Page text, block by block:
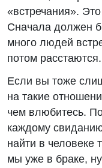
«встречания».
Сначала должен
много людей
потом расстаются.
Если вы тоже
на такие
чем влюбитесь.
каждому
найти в человеке
мы уже в браке,